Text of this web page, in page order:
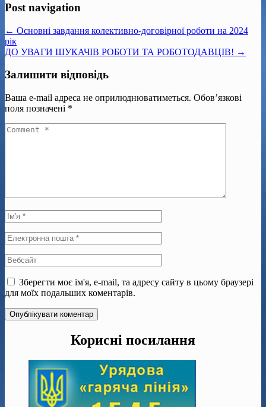
Post navigation
← Основні завдання колективно-договірної роботи на 2024
рік
ДО УВАГИ ШУКАЧІВ РОБОТИ ТА РОБОТОДАВЦІВ! →
Залишити відповідь
Ваша e-mail адреса не оприлюднюватиметься. Обов’язкові
поля позначені *
Зберегти моє ім'я, e-mail, та адресу сайту в цьому браузері
для моїх подальших коментарів.
Корисні посилання